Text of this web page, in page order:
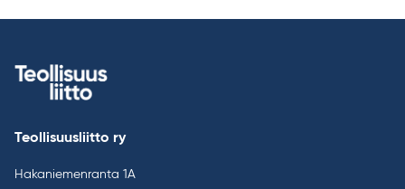
Teollisuusliitto ry
Hakaniemenranta 1A